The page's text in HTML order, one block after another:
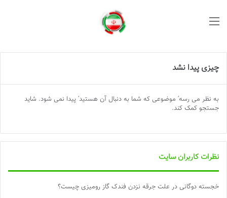
چیزی پیدا نشد
به نظر می رسه’ موضوعی که شما به دنبال آن هستید’ پیدا نمی شود. شاید
جستجو کمک کند.
نظرات کاربران سایت
خجسته دوگانی در علت جرقه نزدن فندک گاز رومیزی چیست؟